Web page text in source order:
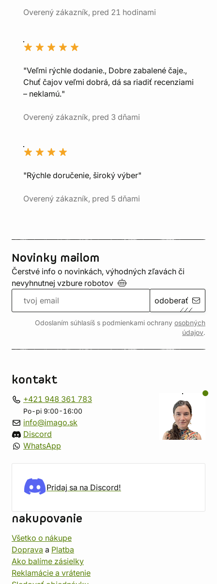
Overený zákazník, pred 21 hodinami
"Veľmi rýchle dodanie., Dobre zabalené čaje.,
Chuť čajov veľmi dobrá, dá sa riadiť recenziami
– neklamú."
Overený zákazník, pred 3 dňami
"Rýchle doručenie, široký výber"
Overený zákazník, pred 5 dňami
Novinky mailom
Čerstvé info o novinkách, výhodných zľavách či
nevyhnutnej vzbure robotov
odoberať
Odoslaním súhlasíš s podmienkami ochrany osobných
údajov.
kontakt
+421 948 361 783
Po-pi 9:00-16:00
info@imago.sk
Discord
WhatsApp
Pridaj sa na Discord!
nakupovanie
Všetko o nákupe
Doprava a Platba
Ako balíme zásielky
Reklamácie a vrátenie